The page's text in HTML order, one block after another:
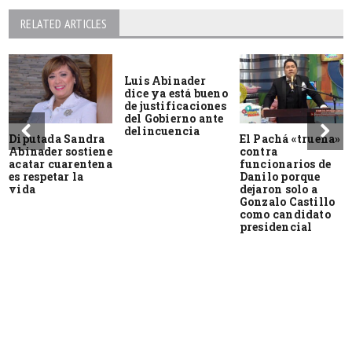
RELATED ARTICLES
Diputada Sandra
Abinader sostiene
acatar cuarentena
es respetar la
vida
Luis Abinader
dice ya está bueno
de justificaciones
del Gobierno ante
delincuencia
El Pachá «truena»
contra
funcionarios de
Danilo porque
dejaron solo a
Gonzalo Castillo
como candidato
presidencial